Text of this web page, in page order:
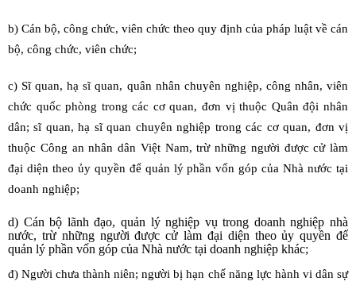
b) Cán bộ, công chức, viên chức theo quy định của pháp luật về cán
bộ, công chức, viên chức;
c) Sĩ quan, hạ sĩ quan, quân nhân chuyên nghiệp, công nhân, viên
chức quốc phòng trong các cơ quan, đơn vị thuộc Quân đội nhân
dân; sĩ quan, hạ sĩ quan chuyên nghiệp trong các cơ quan, đơn vị
thuộc Công an nhân dân Việt Nam, trừ những người được cử làm
đại diện theo ủy quyền để quản lý phần vốn góp của Nhà nước tại
doanh nghiệp;
d) Cán bộ lãnh đạo, quản lý nghiệp vụ trong doanh nghiệp nhà
nước, trừ những người được cử làm đại diện theo ủy quyền để
quản lý phần vốn góp của Nhà nước tại doanh nghiệp khác;
đ) Người chưa thành niên; người bị hạn chế năng lực hành vi dân sự